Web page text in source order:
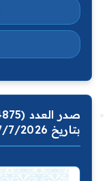
بتاريخ 27/7/2026